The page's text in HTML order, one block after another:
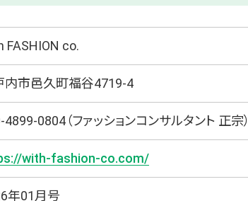
FASHION co.
内市邑久町福谷4719-4
0804（ファッションコンサルタント 正宗）
with-fashion-co.com/
年01月号